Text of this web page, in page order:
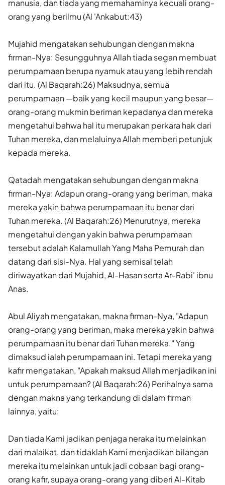
manusia, dan tiada yang memahaminya kecuali orang-
orang yang berilmu (Al 'Ankabut:43)
Mujahid mengatakan sehubungan dengan makna
firman-Nya: Sesungguhnya Allah tiada segan membuat
perumpamaan berupa nyamuk atau yang lebih rendah
dari itu. (Al Baqarah:26) Maksudnya, semua
perumpamaan —baik yang kecil maupun yang besar—
orang-orang mukmin beriman kepadanya dan mereka
mengetahui bahwa hal itu merupakan perkara hak dari
Tuhan mereka, dan melaluinya Allah memberi petunjuk
kepada mereka.
Qatadah mengatakan sehubungan dengan makna
firman-Nya: Adapun orang-orang yang beriman, maka
mereka yakin bahwa perumpamaan itu benar dari
Tuhan mereka. (Al Baqarah:26) Menurutnya, mereka
mengetahui dengan yakin bahwa perumpamaan
tersebut adalah Kalamullah Yang Maha Pemurah dan
datang dari sisi-Nya. Hal yang semisal telah
diriwayatkan dari Mujahid, Al-Hasan serta Ar-Rabi' ibnu
Anas.
Abul Aliyah mengatakan, makna firman-Nya, "Adapun
orang-orang yang beriman, maka mereka yakin bahwa
perumpamaan itu benar dari Tuhan mereka." Yang
dimaksud ialah perumpamaan ini. Tetapi mereka yang
kafir mengatakan, "Apakah maksud Allah menjadikan ini
untuk perumpamaan? (Al Baqarah:26) Perihalnya sama
dengan makna yang terkandung di dalam firman
lainnya, yaitu:
Dan tiada Kami jadikan penjaga neraka itu melainkan
dari malaikat, dan tidaklah Kami menjadikan bilangan
mereka itu melainkan untuk jadi cobaan bagi orang-
orang kafir, supaya orang-orang yang diberi Al-Kitab